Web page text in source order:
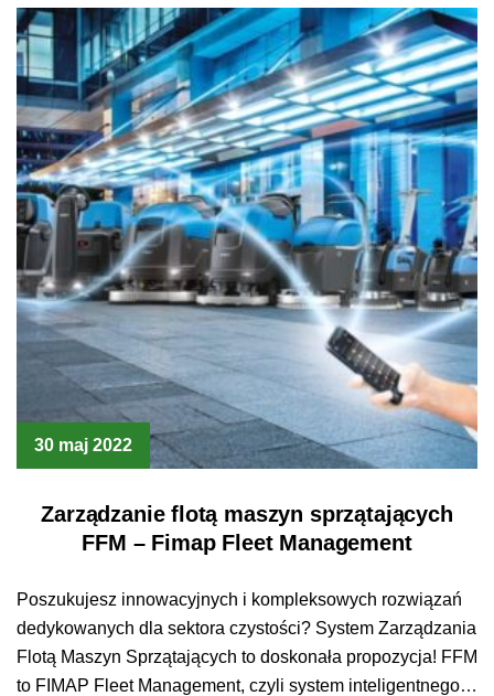
30 maj 2022
Zarządzanie flotą maszyn sprzątających
FFM – Fimap Fleet Management
Poszukujesz innowacyjnych i kompleksowych rozwiązań
dedykowanych dla sektora czystości? System Zarządzania
Flotą Maszyn Sprzątających to doskonała propozycja! FFM
to FIMAP Fleet Management, czyli system inteligentnego